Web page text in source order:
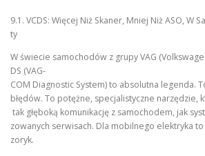
9.1. VCDS: Więcej Niż Skaner, Mniej Niż ASO, W
ty
W świecie samochodów z grupy VAG
DS (VAG-
COM Diagnostic System) to absolutna legenda.
błędów. To potężne, specjalistyczne narzędzie,
tak głęboką komunikację z samochodem, jak
zowanych serwisach. Dla mobilnego elektryka
zoryk.